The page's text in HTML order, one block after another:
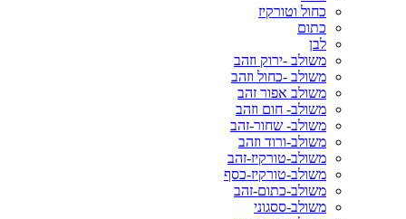
כחול וטורקיז
כתום
לבן
משולב -ירוק וזהב
משולב -כחול וזהב
משולב אפור זהב
משולב- חום וזהב
משולב- שחור-זהב
משולב-ורוד וזהב
משולב-טורקיז-זהב
משולב-טורקיז-כסף
משולב-כתום-זהב
משולב-ססגוני